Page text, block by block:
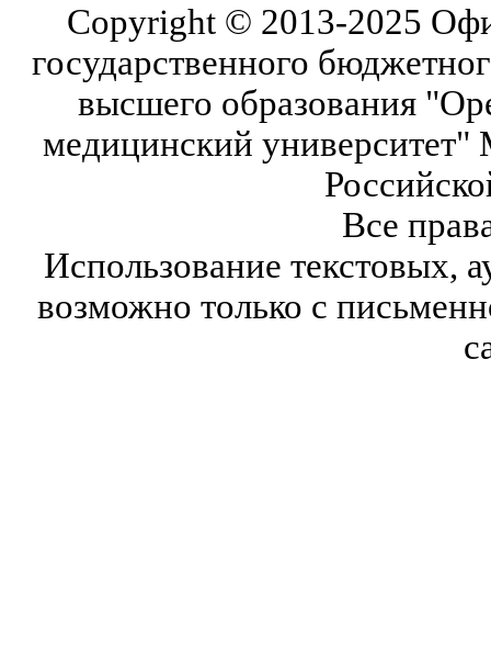
Copyright © 2013-2025
государственного
высшего образования
медицинский университет"
Все
Использование текстовых,
возможно только с